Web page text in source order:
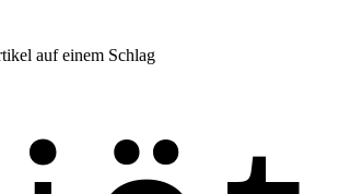
auf einem Schlag